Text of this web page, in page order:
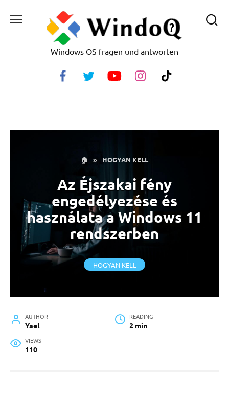
Windows OS fragen und antworten
🏠 » HOGYAN KELL
Az Éjszakai fény
engedélyezése és
használata a Windows 11
rendszerben
HOGYAN KELL
AUTHOR
Yael
READING
2 min
VIEWS
110